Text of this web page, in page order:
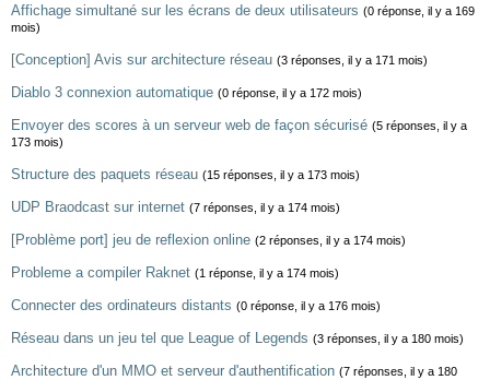
Affichage simultané sur les écrans de deux utilisateurs (0 réponse, il y a 169
mois)
[Conception] Avis sur architecture réseau (3 réponses, il y a 171 mois)
Diablo 3 connexion automatique (0 réponse, il y a 172 mois)
Envoyer des scores à un serveur web de façon sécurisé (5 réponses, il y a
173 mois)
Structure des paquets réseau (15 réponses, il y a 173 mois)
UDP Braodcast sur internet (7 réponses, il y a 174 mois)
[Problème port] jeu de reflexion online (2 réponses, il y a 174 mois)
Probleme a compiler Raknet (1 réponse, il y a 174 mois)
Connecter des ordinateurs distants (0 réponse, il y a 176 mois)
Réseau dans un jeu tel que League of Legends (3 réponses, il y a 180 mois)
Architecture d'un MMO et serveur d'authentification (7 réponses, il y a 180